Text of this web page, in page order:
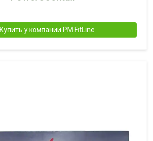
Купить у компании PM FitLine